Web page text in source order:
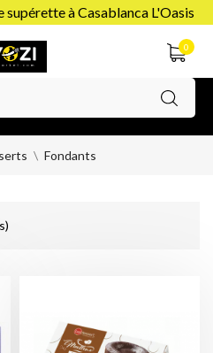
à Casablanca L'Oasis
0
Fondants